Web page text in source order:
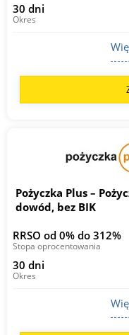
30 dni
Okres
Pożyczka Plus –
dowód, bez BIK
RRSO od 0% do 312%
Stopa oprocentowania
30 dni
Okres